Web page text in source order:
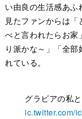
い由良の生活感あ
見たファンからは
べと言われたらお家
り派かな～」「全
れている。
グラビアの私
ic.twitter.com/